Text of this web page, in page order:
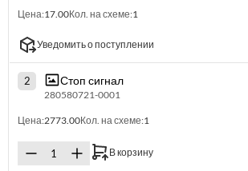
Цена:17.00Кол. на схеме:1
Уведомить о поступлении
2 Стоп сигнал
280580721-0001
Цена:2773.00Кол. на схеме:1
В корзину